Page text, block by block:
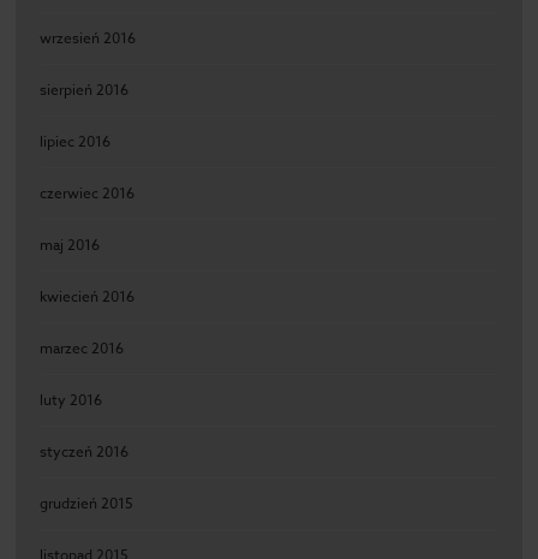
wrzesień 2016
sierpień 2016
lipiec 2016
czerwiec 2016
maj 2016
kwiecień 2016
marzec 2016
luty 2016
styczeń 2016
grudzień 2015
listopad 2015